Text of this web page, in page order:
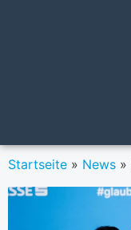
Startseite » News »